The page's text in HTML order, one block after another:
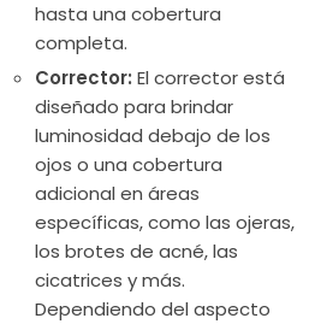
hasta una cobertura
completa.
Corrector: El corrector está
diseñado para brindar
luminosidad debajo de los
ojos o una cobertura
adicional en áreas
específicas, como las ojeras,
los brotes de acné, las
cicatrices y más.
Dependiendo del aspecto